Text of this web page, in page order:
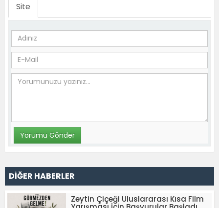
Site
DİĞER HABERLER
Zeytin Çiçeği Uluslararası Kısa Film